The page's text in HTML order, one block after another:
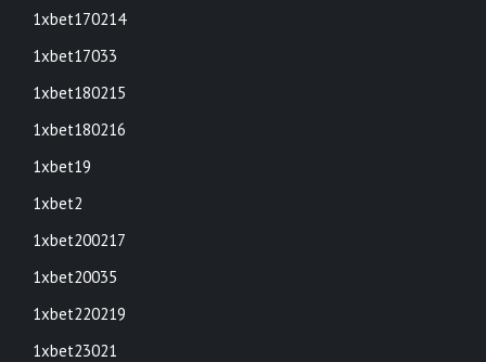
1xbet170214
1xbet17033
1xbet180215
1xbet180216
1xbet19
1xbet2
1xbet200217
1xbet20035
1xbet220219
1xbet23021